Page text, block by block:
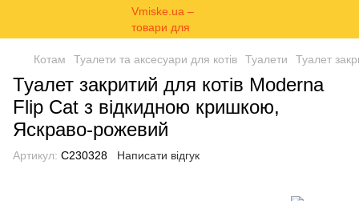
Котам Туалети та аксесуари для котів Туалети Туалет
Туалет закритий для котів Moderna
Flip Cat з відкидною кришкою,
Яскраво-рожевий
Артикул: C230328 Написати відгук